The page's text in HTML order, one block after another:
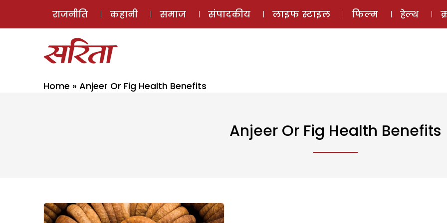
ई-मैगज़ीन
राजनीति कहानी समाज संपादकीय लाइफ स्टाइल फिल्म हेल्थ
Home » Anjeer Or Fig Health Benefits
Anjeer Or Fig Health Benefits